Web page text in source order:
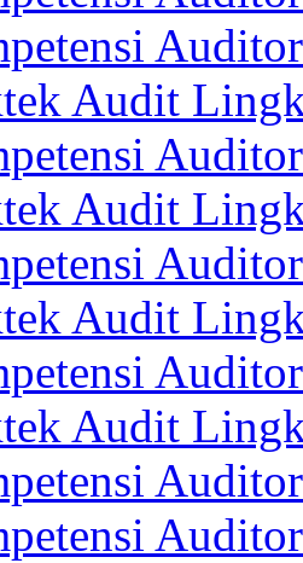
Audit
Audit
Audit
Audit